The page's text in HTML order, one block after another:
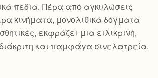
πεδία. Πέρα από αγκυλώσεις
κινήματα, μονολιθικά δόγματα
εκφράζει μια ειλικρινή,
και παμφάγα σινελατρεία.